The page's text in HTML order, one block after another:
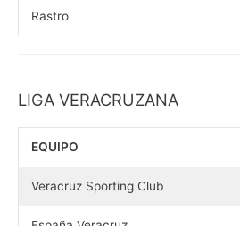
Rastro
LIGA VERACRUZANA
EQUIPO
Veracruz Sporting Club